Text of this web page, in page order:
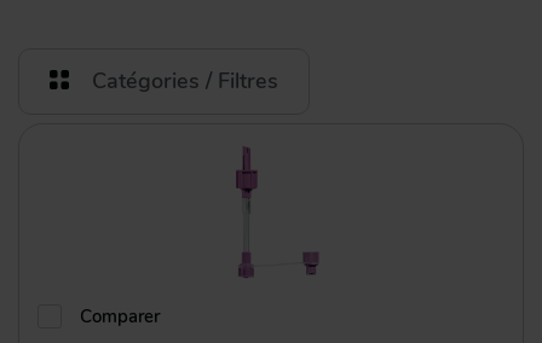
Catégories Nutrition médicale Embouts
Catégories / Filtres
Comparer